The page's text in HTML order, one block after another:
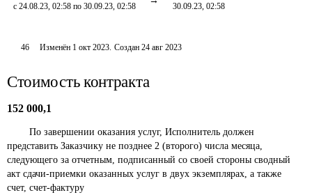
с 24.08.23, 02:58 по 30.09.23, 02:58 30.09.23, 02:58
46 Изменён 1 окт 2023. Создан 24 авг 2023
Стоимость контракта
152 000,1
представить Заказчику не позднее 2 (второго) числа месяца,
следующего за отчетным, подписанный со своей стороны сводный
акт сдачи-приемки оказанных услуг в двух экземплярах, а также
счет, счет-фактуру